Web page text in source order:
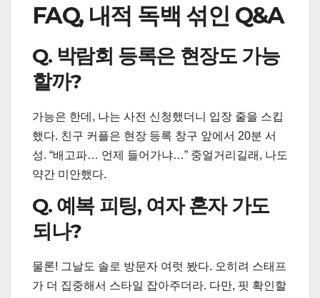
FAQ, 내적 독백 섞인 Q&A
Q. 박람회 등록은 현장도 가능
할까?
가능은 한데, 나는 사전 신청했더니 입장 줄을 스킵
했다. 친구 커플은 현장 등록 창구 앞에서 20분 서
성. “배고파… 언제 들어가냐…” 중얼거리길래, 나도
약간 미안했다.
Q. 예복 피팅, 여자 혼자 가도
되나?
물론! 그날도 솔로 방문자 여럿 봤다. 오히려 스태프
가 더 집중해서 스타일 잡아주더라. 다만, 핏 확인할